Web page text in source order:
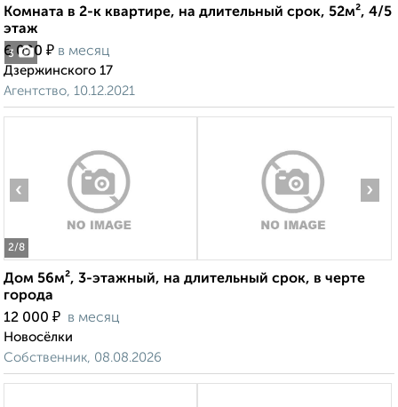
3
Комната в 2-к квартире, на длительный срок, 52м², 4/5
этаж
6 000 ₽ в месяц
Дзержинского 17
Агентство, 10.12.2021
2/8
‹ ›
Дом 56м², 3-этажный, на длительный срок, в черте
города
12 000 ₽ в месяц
Новосёлки
Собственник, 08.08.2026